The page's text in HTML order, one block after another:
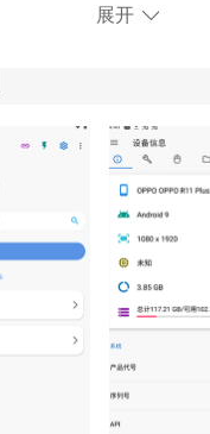
功能：
：
以直接看到设备型号
状态以及网络信息。
展开